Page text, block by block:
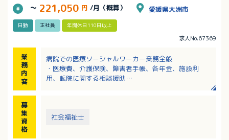
～ 221,050 円 /月（概算） 愛媛県大洲市
日勤 正社員 年間休日110日以上
求人No.67369
業
務
内
容
病院での医療ソーシャルワーカー業務全般
・医療費、介護保険、障害者手帳、各年金、施設利
用、転院に関する相談援助
募
集
資
格
社会福祉士